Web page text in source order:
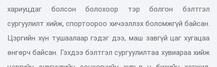
хариуцдаг болсон болохоор тэр болгон бэлтгэл
сургуулилт хийж, спортоороо хичээллэх боломжгүй байсан.
Цэргийн хүн тушаалаар гэдэг дээ, маш завгүй цаг хугацаа
өнгөрч байсан. Гэхдээ бэлтгэл сургуулилтаа хувиараа хийж